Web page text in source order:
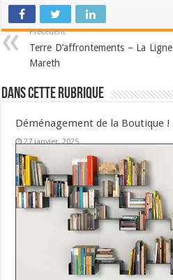
Précédent
Terre D’affrontements – La Ligne
Mareth
Dans cette Rubrique
Déménagement de la Boutique !
27 janvier, 2025